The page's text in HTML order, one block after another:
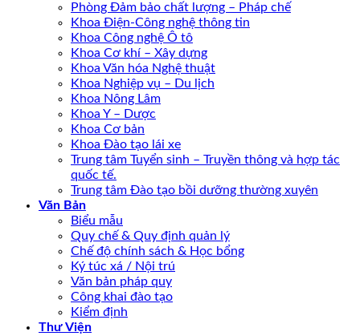
Phòng Đảm bảo chất lượng – Pháp chế
Khoa Điện-Công nghệ thông tin
Khoa Công nghệ Ô tô
Khoa Cơ khí – Xây dựng
Khoa Văn hóa Nghệ thuật
Khoa Nghiệp vụ – Du lịch
Khoa Nông Lâm
Khoa Y – Dược
Khoa Cơ bản
Khoa Đào tạo lái xe
Trung tâm Tuyển sinh – Truyền thông và hợp tác
quốc tế.
Trung tâm Đào tạo bồi dưỡng thường xuyên
Văn Bản
Biểu mẫu
Quy chế & Quy định quản lý
Chế độ chính sách & Học bổng
Ký túc xá / Nội trú
Văn bản pháp quy
Công khai đào tạo
Kiểm định
Thư Viện